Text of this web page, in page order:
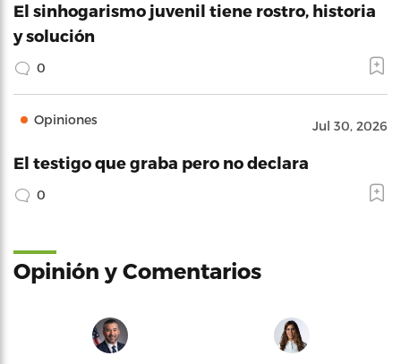
El sinhogarismo juvenil tiene rostro, historia
y solución
0
Opiniones Jul 30, 2026
El testigo que graba pero no declara
0
Opinión y Comentarios